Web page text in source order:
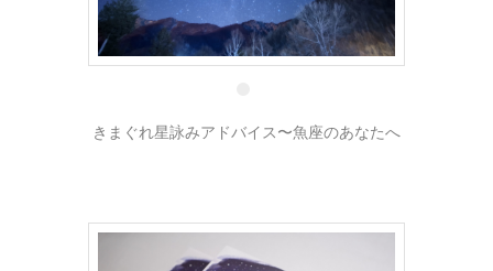
24 8月
きまぐれ星詠みアドバイス〜魚座のあなたへ